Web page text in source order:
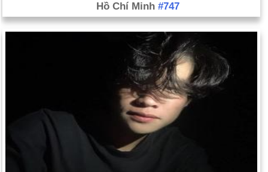
Hồ Chí Minh #747